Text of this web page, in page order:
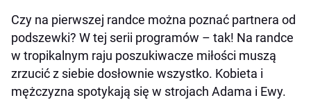
Czy na pierwszej randce można poznać partnera od
podszewki? W tej serii programów – tak! Na randce
w tropikalnym raju poszukiwacze miłości muszą
zrzucić z siebie dosłownie wszystko. Kobieta i
mężczyzna spotykają się w strojach Adama i Ewy.